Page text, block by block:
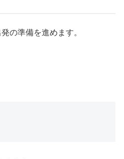
の準備を進めます。